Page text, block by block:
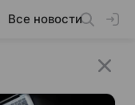
Все новости